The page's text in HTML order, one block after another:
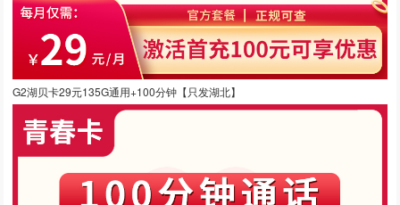
G2湖贝卡29元135G通用+100分钟【只发湖北】